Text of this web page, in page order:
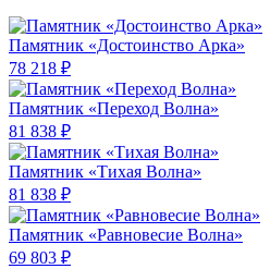
Памятник «Достоинство Арка»
78 218 ₽
Памятник «Переход Волна»
81 838 ₽
Памятник «Тихая Волна»
81 838 ₽
Памятник «Равновесие Волна»
69 803 ₽